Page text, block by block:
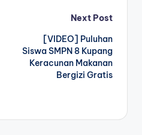
Next Post
[VIDEO] Puluhan
Siswa SMPN 8 Kupang
Keracunan Makanan
Bergizi Gratis